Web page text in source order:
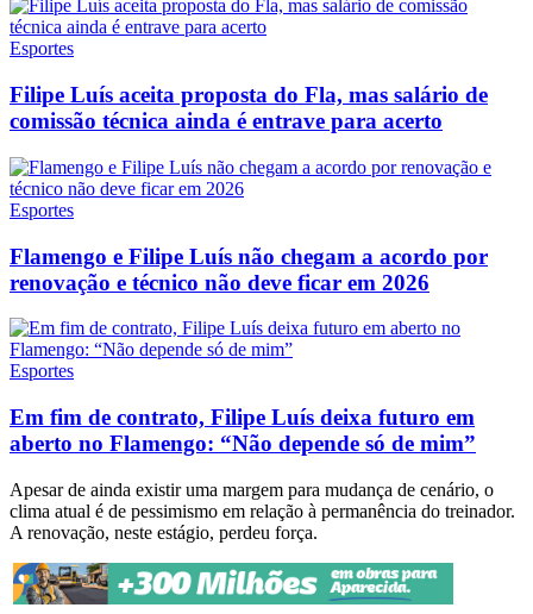
Esportes
Filipe Luís aceita proposta do Fla, mas salário de
comissão técnica ainda é entrave para acerto
Esportes
Flamengo e Filipe Luís não chegam a acordo por
renovação e técnico não deve ficar em 2026
Esportes
Em fim de contrato, Filipe Luís deixa futuro em
aberto no Flamengo: “Não depende só de mim”
Apesar de ainda existir uma margem para mudança de cenário, o
clima atual é de pessimismo em relação à permanência do treinador.
A renovação, neste estágio, perdeu força.